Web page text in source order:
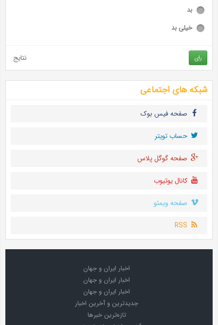
بد
خیلی بد
رای نتایج
شبکه های اجتماعی
صفحه فیس بوک
حساب تويتر
صفحه گوگل پلاس
کانال یوتیوب
صفحه ویمئو
RSS
اخبار ایران و جهان
اخبار ایران و جهان
اخبار ایران و جهان
جدیدترین و آخرین اخبار
تازه‌ترین خبرها